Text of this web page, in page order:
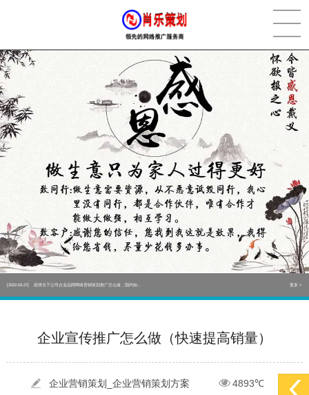
[2022-05-29] 实体门店如何做网络推广吸引客户，实体店网络营销技巧... 更多 >
[2022-05-04] 污水处理设备厂家产品如何做网络推广（污水处理项目网... 更多 >
[2022-03-27] 疫情当下公司企业品牌网络营销策划推广怎么做，国内知... 更多 >
实体门店如何做网络推广吸引客户，实体店网络营销技巧...
疫情当下公司企业品牌网络营销策划推广怎么做，国内知...
企业宣传推广怎么做（快速提高销量）
企业营销策划_企业营销策划方案
4893℃